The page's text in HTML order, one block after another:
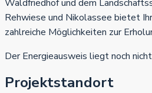
Waldfriedhof und dem
Rehwiese und Nikolassee bietet
zahlreiche Möglichkeiten zur
Der Energieausweis liegt noch
Projektstandort